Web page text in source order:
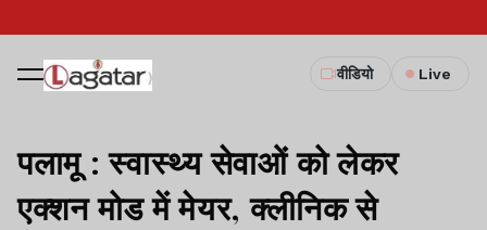
वीडियो Live
पलामू : स्वास्थ्य सेवाओं को लेकर
एक्शन मोड में मेयर, क्लीनिक से